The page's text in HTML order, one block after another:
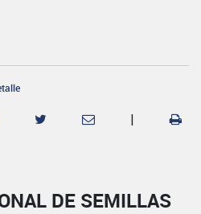
|
DE SEMILLAS